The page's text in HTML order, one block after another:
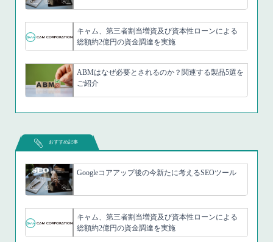
キャム、第三者割当増資及び資本性ローンによる
総額約2億円の資金調達を実施
ABMはなぜ必要とされるのか？関連する製品5選を
ご紹介
おすすめ記事
Googleコアアップ後の今新たに考えるSEOツール
キャム、第三者割当増資及び資本性ローンによる
総額約2億円の資金調達を実施